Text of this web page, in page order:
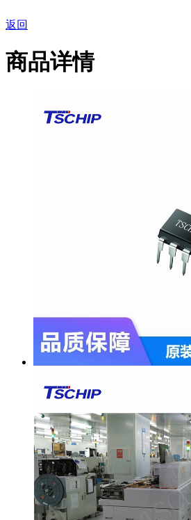
返回
商品详情